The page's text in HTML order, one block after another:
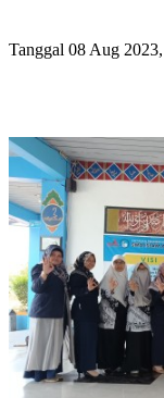
Tanggal 08 Aug